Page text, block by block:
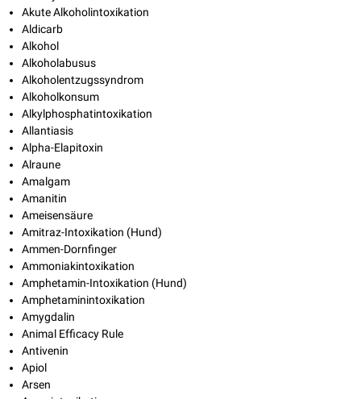
Akute Alkoholintoxikation
Aldicarb
Alkohol
Alkoholabusus
Alkoholentzugssyndrom
Alkoholkonsum
Alkylphosphatintoxikation
Allantiasis
Alpha-Elapitoxin
Alraune
Amalgam
Amanitin
Ameisensäure
Amitraz-Intoxikation (Hund)
Ammen-Dornfinger
Ammoniakintoxikation
Amphetamin-Intoxikation (Hund)
Amphetaminintoxikation
Amygdalin
Animal Efficacy Rule
Antivenin
Apiol
Arsen